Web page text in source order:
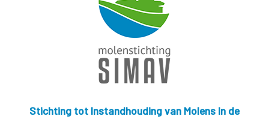
Stichting tot Instandhouding van Molens in de